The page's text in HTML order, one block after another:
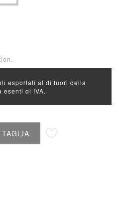
esportati al di fuori della
esenti di IVA.